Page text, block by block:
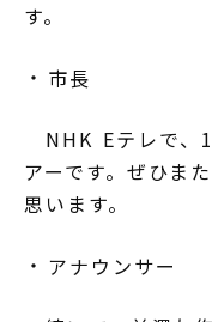
す。
市長
NHK Eテレで、
アーです。ぜひま
思います。
アナウンサー